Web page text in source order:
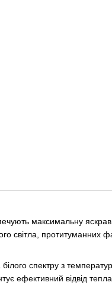
максимальну
світла, протитуманних
спектру з
ефективний відвід